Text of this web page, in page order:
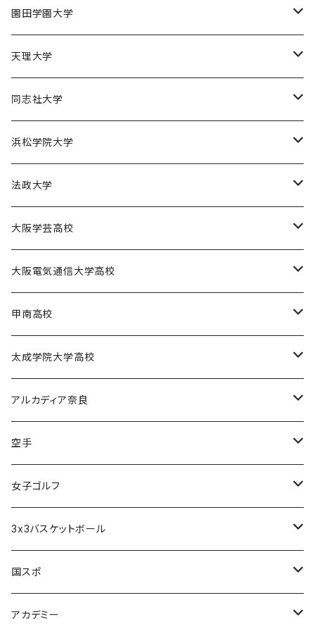
近畿大学体育会バスケットボール部
園田学園大学
園田学園大学ソフトボール部
園田学園大学陸上競技部
園田学園大学バスケットボール部
天理大学
天理大学男子バスケットボール部
天理大学女子バスケットボール部
天理大学男子バレーボール部
天理大学女子ハンドボール部
同志社大学
同志社大学体育会バスケットボール部
同志社大学体育会サッカー部
浜松学院大学
浜松学院大学男子バスケットボール部
法政大学
法政大学バスケットボール部
大阪学芸高校
大阪学芸高校バスケットボール部
大阪電気通信大学高校
電通高硬式野球部
電通高男子バスケットボール部
甲南高校
甲南高校男子バスケットボール部
甲南高校野球部
太成学院大学高校
太成学院高校男子バスケットボール部
アルカディア奈良
アルカディア奈良 - 公式グッズ -
アルカディア奈良 - ファンクラブ入会 -
空手
橋本大夢
女子ゴルフ
久世 夏乃香
3x3バスケットボール
奈良グレートブッターズ
国スポ
奈良県成年男子バスケットボール
アカデミー